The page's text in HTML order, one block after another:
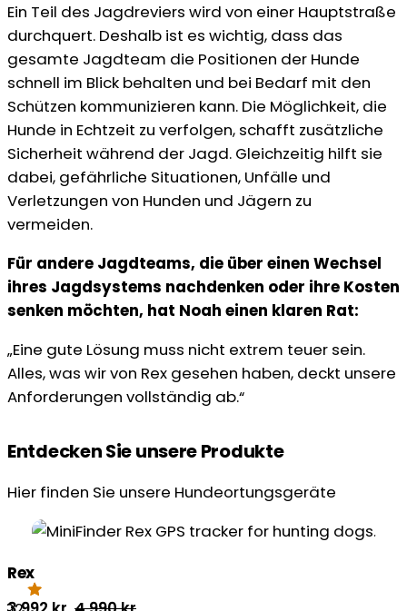
Ein Teil des Jagdreviers wird von einer Hauptstraße
durchquert. Deshalb ist es wichtig, dass das
gesamte Jagdteam die Positionen der Hunde
schnell im Blick behalten und bei Bedarf mit den
Schützen kommunizieren kann. Die Möglichkeit, die
Hunde in Echtzeit zu verfolgen, schafft zusätzliche
Sicherheit während der Jagd. Gleichzeitig hilft sie
dabei, gefährliche Situationen, Unfälle und
Verletzungen von Hunden und Jägern zu
vermeiden.
Für andere Jagdteams, die über einen Wechsel
ihres Jagdsystems nachdenken oder ihre Kosten
senken möchten, hat Noah einen klaren Rat:
„Eine gute Lösung muss nicht extrem teuer sein.
Alles, was wir von Rex gesehen haben, deckt unsere
Anforderungen vollständig ab.“
Entdecken Sie unsere Produkte
Hier finden Sie unsere Hundeortungsgeräte
Rex